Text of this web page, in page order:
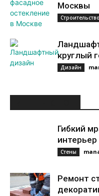
Москвы
Строительство
круглый
Дизайн
Гибкий
интерьер
Стены
Ремонт